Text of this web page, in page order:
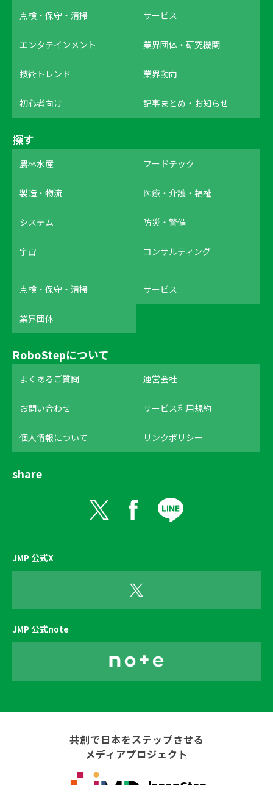
点検・保守・清掃 サービス
エンタテインメント 業界団体・研究機関
技術トレンド 業界動向
初心者向け 記事まとめ・お知らせ
探す
農林水産 フードテック
製造・物流 医療・介護・福祉
システム 防災・警備
宇宙 コンサルティング
点検・保守・清掃 サービス
業界団体
RoboStepについて
よくあるご質問 運営会社
お問い合わせ サービス利用規約
個人情報について リンクポリシー
share
JMP 公式X
JMP 公式note
共創で日本をステップさせる
メディアプロジェクト